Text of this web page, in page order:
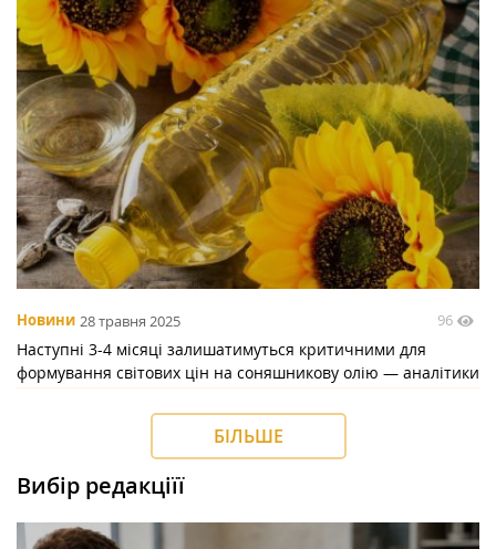
Новини 28 травня 2025 96
Наступні 3-4 місяці залишатимуться критичними для
формування світових цін на соняшникову олію — аналітики
БІЛЬШЕ
Вибір редакціїї